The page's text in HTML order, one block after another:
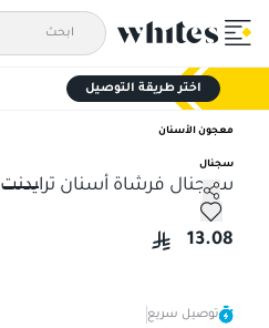
اختر طريقة التوصيل
معجون الأسنان
سجنال
سيجنال فرشاة أسنان ترايدنت MP4
سيجنال فرشاة أسنان ترايدنت MP4
13.08
توصيل سريع